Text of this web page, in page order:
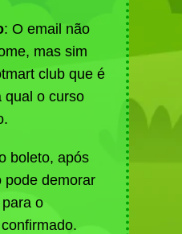
: O email não
mas sim
club que é
qual o curso
boleto, após
pode demorar
o